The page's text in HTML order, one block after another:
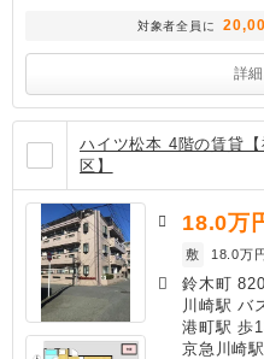
対象者全員に
詳
ハイツ松本 4階の賃貸
区】
18.0万
敷
18.0万
鈴木町
川崎駅 バ
港町駅 歩
京急川崎